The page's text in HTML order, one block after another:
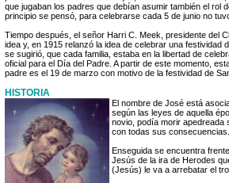
que jugaban los padres que debían asumir también el rol
principio se pensó, para celebrarse cada 5 de junio no
Tiempo después, el señor Harri C. Meek, presidente del
idea y, en 1915 relanzó la idea de celebrar una
se sugirió, que cada familia, estaba en la libertad de
oficial para el Día del Padre. A partir de este momento,
padre es el 19 de marzo con motivo de la festividad de
HISTORIA
El nombre de José está
según las leyes de aquella
novio, podía morir apedreada
con todas sus consecuencias.
Enseguida se encuentra
Jesús de la ira de Herodes
(Jesús) le va a arrebatar el